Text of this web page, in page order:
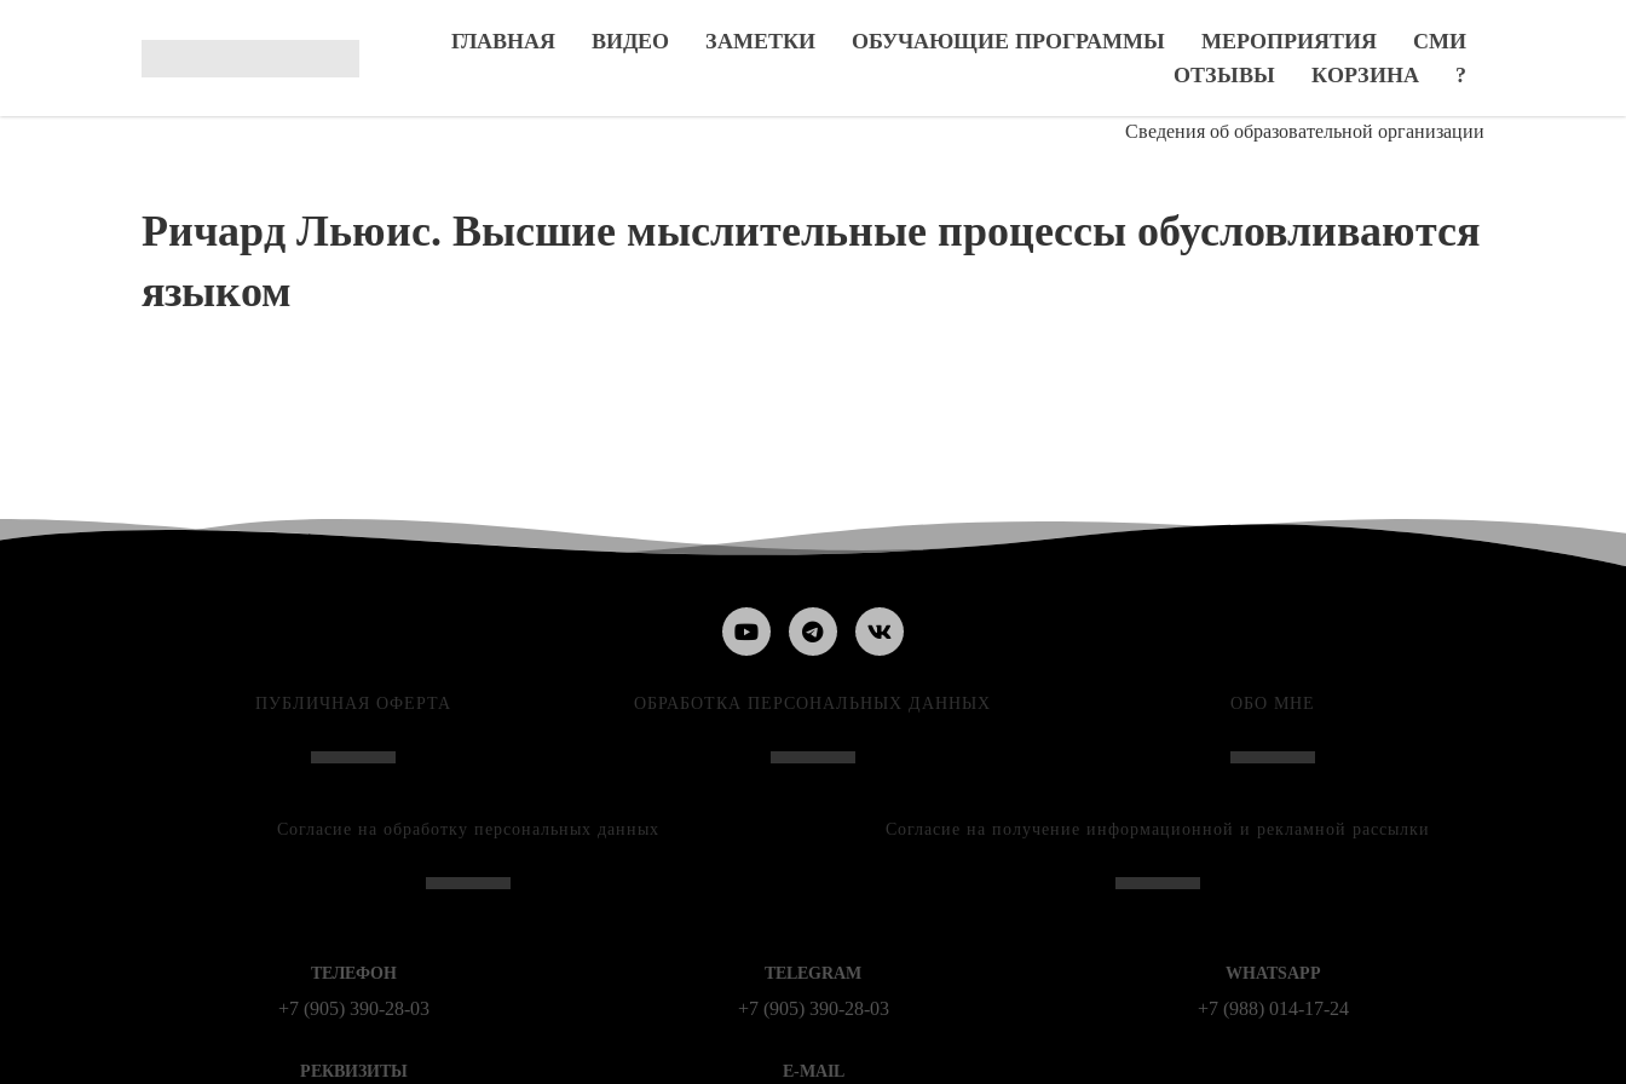
ГЛАВНАЯ ВИДЕО ЗАМЕТКИ ОБУЧАЮЩИЕ ПРОГРАММЫ МЕРОПРИЯТИЯ
СМИ
ОТЗЫВЫ
КОРЗИНА ?
Сведения об образовательной организации
Ричард Льюис. Высшие мыслительные процессы обусловливаются
языком
ПУБЛИЧНАЯ ОФЕРТА ОБРАБОТКА ПЕРСОНАЛЬНЫХ ДАННЫХ ОБО МНЕ
Согласие на обработку персональных данных Согласие на получение информационной и рекламной рассылки
ТЕЛЕФОН
+7 (905) 390-28-03
TELEGRAM
+7 (905) 390-28-03
WHATSAPP
+7 (988) 014‑17‑24
РЕКВИЗИТЫ E-MAIL